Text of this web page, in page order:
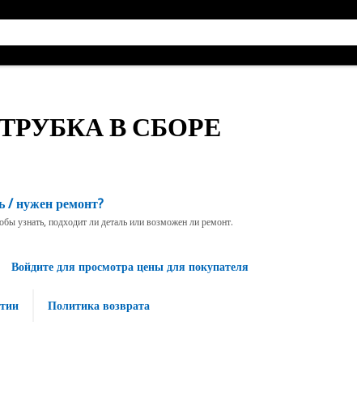
В СБОРЕ
/ нужен ремонт?
узнать, подходит ли деталь или возможен ли ремонт.
Войдите для просмотра цены для покупателя
Политика возврата